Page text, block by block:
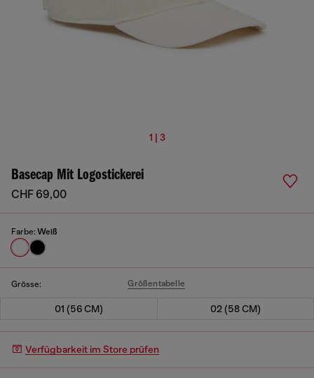
1 | 3
Basecap Mit Logostickerei
CHF 69,00
Farbe: Weiß
Grösse: Größentabelle
01 (56 CM) 02 (58 CM)
Verfügbarkeit im Store prüfen